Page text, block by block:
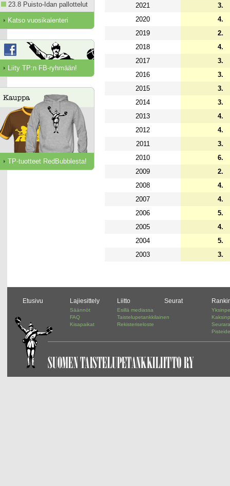
23.8 Puisto-Idan pallottelut
Katso vuosikalenteri
Liity TP:n FB-ryhmään!
TP-tuotteet RedBubblesta!
2021
3.
2020
4.
2019
2.
2018
4.
2017
3.
2016
3.
2015
3.
2014
3.
2013
4.
2012
4.
2011
3.
2010
6.
2009
2.
2008
4.
2007
4.
2006
5.
2005
4.
2004
5.
2003
3.
Etusivu Lajiesittely
Säännöt
FAQ
Kisapaikat
Liitto
Esillä mediassa
Taistelupetankkilainen
Rekisteriseloste
Seurat